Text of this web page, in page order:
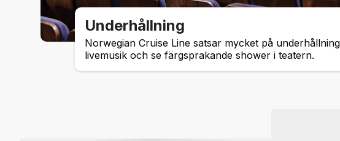
Underhållning
Norwegian Cruise Line satsar mycket på
livemusik och se färgsprakande shower i teatern.